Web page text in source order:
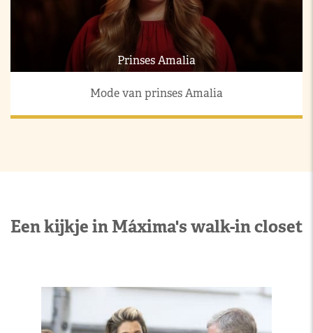
Prinses Amalia
Mode van prinses Amalia
Een kijkje in Máxima's walk-in closet